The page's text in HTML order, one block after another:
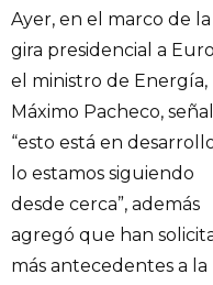
Ayer, en el marco de la
gira presidencial a
el ministro de Energía,
Máximo Pacheco,
“esto está en
lo estamos siguiendo
desde cerca”, además
agregó que han
más antecedentes a la